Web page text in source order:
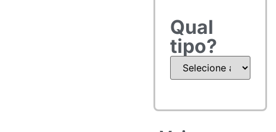
Qual
tipo?